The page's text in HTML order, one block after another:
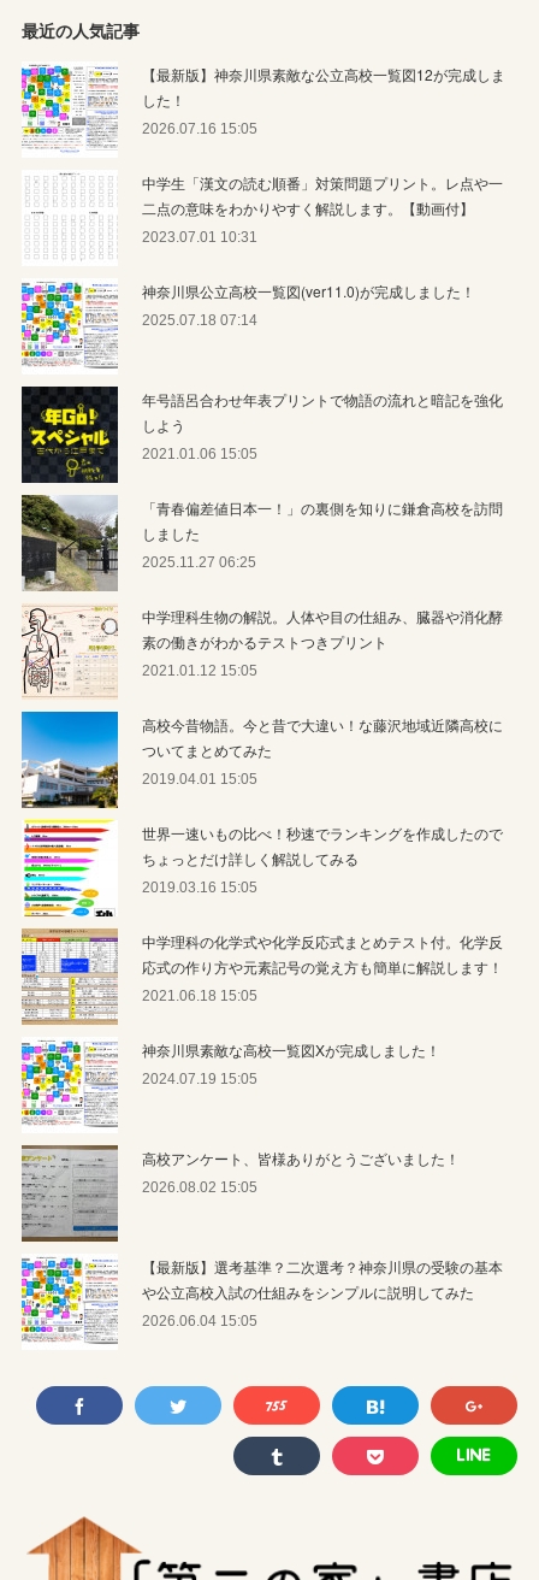
最近の人気記事
【最新版】神奈川県素敵な公立高校一覧図12が完成しま
した！
2026.07.16 15:05
中学生「漢文の読む順番」対策問題プリント。レ点や一
二点の意味をわかりやすく解説します。【動画付】
2023.07.01 10:31
神奈川県公立高校一覧図(ver11.0)が完成しました！
2025.07.18 07:14
年号語呂合わせ年表プリントで物語の流れと暗記を強化
しよう
2021.01.06 15:05
「青春偏差値日本一！」の裏側を知りに鎌倉高校を訪問
しました
2025.11.27 06:25
中学理科生物の解説。人体や目の仕組み、臓器や消化酵
素の働きがわかるテストつきプリント
2021.01.12 15:05
高校今昔物語。今と昔で大違い！な藤沢地域近隣高校に
ついてまとめてみた
2019.04.01 15:05
世界一速いもの比べ！秒速でランキングを作成したので
ちょっとだけ詳しく解説してみる
2019.03.16 15:05
中学理科の化学式や化学反応式まとめテスト付。化学反
応式の作り方や元素記号の覚え方も簡単に解説します！
2021.06.18 15:05
神奈川県素敵な高校一覧図Xが完成しました！
2024.07.19 15:05
高校アンケート、皆様ありがとうございました！
2026.08.02 15:05
【最新版】選考基準？二次選考？神奈川県の受験の基本
や公立高校入試の仕組みをシンプルに説明してみた
2026.06.04 15:05